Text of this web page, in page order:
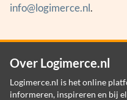
info@logimerce.nl.
Over Logimerce.nl
Logimerce.nl is het online
informeren, inspireren en bij